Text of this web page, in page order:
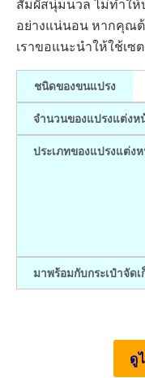
อย่างแน่นอน หากคุณ
เราขอแนะนำให้ใช้เซ
ชนิดของขนแปรง
จำนวนของแปรงแต่งห
ประเภทของแปรงแต่ง
มาพร้อมกับกระเป๋าจัดเ
ดู